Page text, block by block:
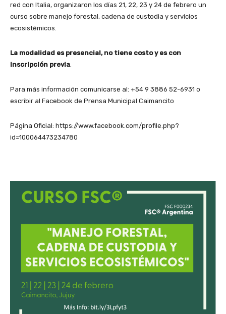
red con Italia, organizaron los días 21, 22, 23 y 24 de febrero un
curso sobre manejo forestal, cadena de custodia y servicios
ecosistémicos.
La modalidad es presencial, no tiene costo y es con
inscripción previa
Para más información comunicarse al: +54 9 3886 52-6931 o
escribir al Facebook de Prensa Municipal Caimancito
Página Oficial: https://www.facebook.com/profile.php?
id=100064473234780